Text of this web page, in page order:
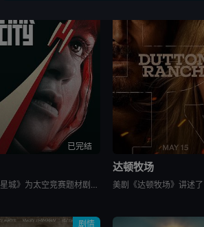
已完结
美剧《星城》为太空竞赛题材剧《为全人类》的衍生剧，是同一设定下的全新篇章。《星城》将我们带回太空竞赛另类历史重述的关键时刻——苏联成为首个实现载人登月的国家。但这次，我们将从铁幕后方探索这个故事，展现
达顿牧场
剧情